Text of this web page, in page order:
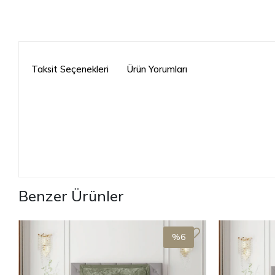
Taksit Seçenekleri Ürün Yorumları
Benzer Ürünler
%6